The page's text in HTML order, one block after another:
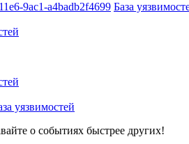
9ac1-a4badb2f4699 База
уязвимостей
о событиях быстрее других!